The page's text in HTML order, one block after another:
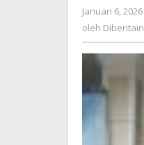
Januari 6, 2026
oleh Diberitain